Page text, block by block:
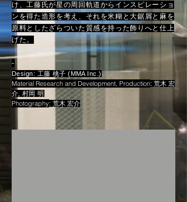
け、工藤氏が星の周回軌道からインスピレーショ
ンを得た造形を考え、それを米糊と大鋸屑と麻を
原料としたざらついた質感を持った飾りへと仕上
げた。
​-
Design: 工藤 桃子 (MMA Inc.)
​Material Research and Development, Production: 荒木 宏
介 , 村岡 明​
Photography: 荒木 宏介